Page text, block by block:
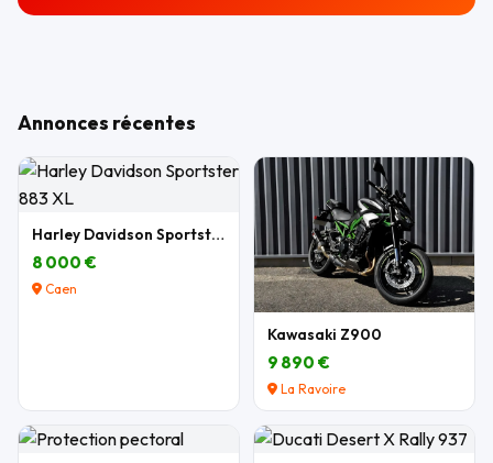
Annonces récentes
Harley Davidson Sportster 883 XL
8 000 €
Caen
Kawasaki Z900
9 890 €
La Ravoire